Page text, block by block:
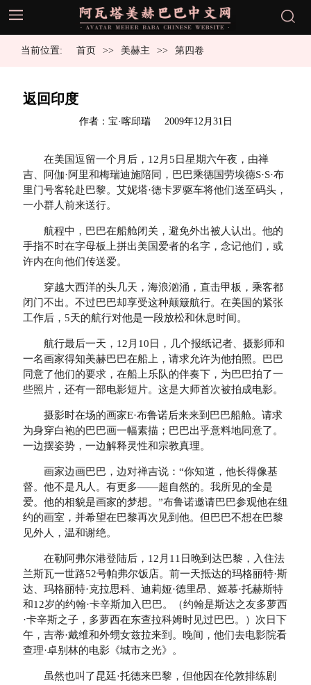
当前位置: 首页 美赫主 第四卷
返回印度
作者：宝·喀邱瑞
发
2009年12月31日
在美国逗留一个月后，12月5日星期六午夜，由禅
吉、阿伽·阿里和梅瑞迪施陪同，巴巴乘德国劳埃德S·S·布
里门号客轮赴巴黎。艾妮塔·德卡罗驱车将他们送至码头，
一小群人前来送行。
航程中，巴巴在船舱闭关，避免外出被人认出。他的
手指不时在字母板上拼出美国爱者的名字，念记他们，或
许内在向他们传送爱。
穿越大西洋的头几天，海浪汹涌，直击甲板，乘客都
闭门不出。不过巴巴却享受这种颠簸航行。在美国的紧张
工作后，5天的航行对他是一段放松和休息时间。
航行最后一天，12月10日，几个报纸记者、摄影师和
一名画家得知美赫巴巴在船上，请求允许为他拍照。巴巴
同意了他们的要求，在船上乐队的伴奏下，为巴巴拍了一
些照片，还有一部电影短片。这是大师首次被拍成电影。
摄影时在场的画家E·布鲁诺后来来到巴巴船舱。请求
为身穿白袍的巴巴画一幅素描；巴巴出乎意料地同意了。
一边摆姿势，一边解释灵性和宗教真理。
画家边画巴巴，边对禅吉说：“你知道，他长得像基
督。他不是凡人。有更多——超自然的。我所见的全是
爱。他的相貌是画家的梦想。”布鲁诺邀请巴巴参观他在纽
约的画室，并希望在巴黎再次见到他。但巴巴不想在巴黎
见外人，温和谢绝。
在勒阿弗尔港登陆后，12月11日晚到达巴黎，入住法
兰斯瓦一世路52号帕弗尔饭店。前一天抵达的玛格丽特·斯
达、玛格丽特·克拉思科、迪莉娅·德里昂、姬慕·托赫斯特
和12岁的约翰·卡辛斯加入巴巴。（约翰是斯达之友多萝西
·卡辛斯之子，多萝西在东查拉科姆时见过巴巴。）次日下
午，吉蒂·戴维和外甥女兹拉来到。晚间，他们去电影院看
查理·卓别林的电影《城市之光》。
虽然也叫了昆廷·托德来巴黎，但他因在伦敦排练剧